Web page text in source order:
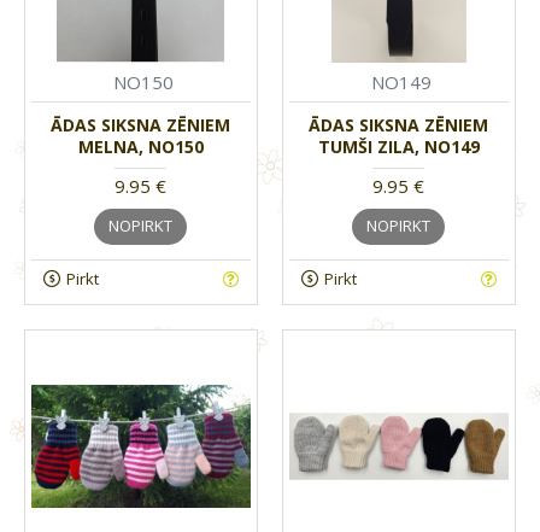
NO150
ĀDAS SIKSNA ZĒNIEM
MELNA, NO150
9.95 €
NOPIRKT
Pirkt
NO149
ĀDAS SIKSNA ZĒNIEM
TUMŠI ZILA, NO149
9.95 €
NOPIRKT
Pirkt